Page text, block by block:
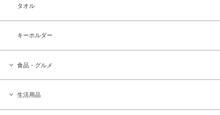
タオル
キーホルダー
食品・グルメ
生活用品